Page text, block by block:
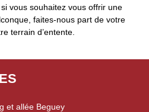
vous souhaitez vous offrir une
faites-nous part de votre
terrain d’entente.
et allée Beguey